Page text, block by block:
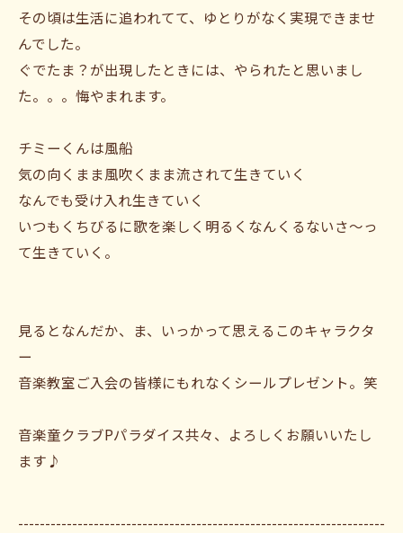
その頃は生活に追われてて、ゆとりがなく実現できませ
んでした。
ぐでたま？が出現したときには、やられたと思いまし
た。。。悔やまれます。
チミーくんは風船
気の向くまま風吹くまま流されて生きていく
なんでも受け入れ生きていく
いつもくちびるに歌を楽しく明るくなんくるないさ〜っ
て生きていく。
見るとなんだか、ま、いっかって思えるこのキャラクタ
ー
音楽教室ご入会の皆様にもれなくシールプレゼント。笑
音楽童クラブPパラダイス共々、よろしくお願いいたし
ます♪
--------------------------------------------------------------------